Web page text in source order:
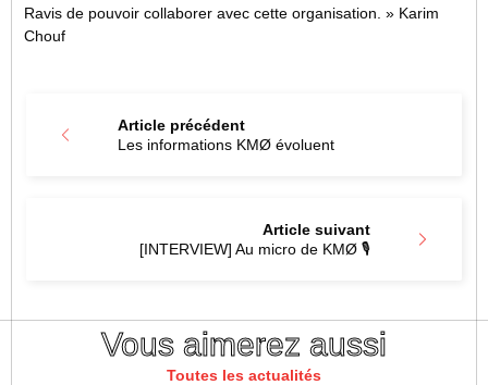
Ravis de pouvoir collaborer avec cette organisation. » Karim
Chouf
Article précédent
Les informations KMØ évoluent
Article suivant
[INTERVIEW] Au micro de KMØ 🎙️
Vous aimerez aussi
Toutes les actualités